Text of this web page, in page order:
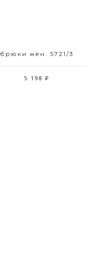
брюки жен. 5721/3
5 198 ₽